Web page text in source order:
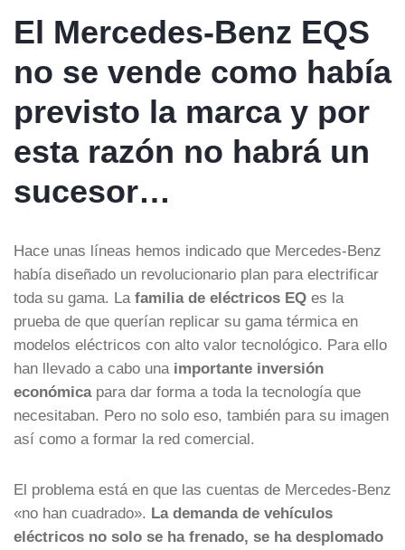
El Mercedes-Benz EQS
no se vende como había
previsto la marca y por
esta razón no habrá un
sucesor…
Hace unas líneas hemos indicado que Mercedes-Benz
había diseñado un revolucionario plan para electrificar
toda su gama. La familia de eléctricos EQ es la
prueba de que querían replicar su gama térmica en
modelos eléctricos con alto valor tecnológico. Para ello
han llevado a cabo una importante inversión
económicapara dar forma a toda la tecnología que
necesitaban. Pero no solo eso, también para su imagen
así como a formar la red comercial.
El problema está en que las cuentas de Mercedes-Benz
«no han cuadrado». La demanda de vehículos
eléctricos no solo se ha frenado, se ha desplomado